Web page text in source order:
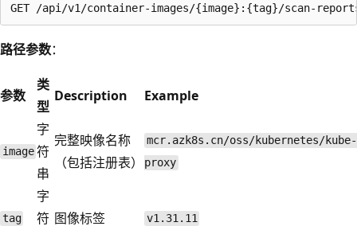
路径参数：
参数
类
型
Description Example
image
字
符
串
完整映像名称
（包括注册表）
mcr.azk8s.cn/oss/kubernetes/kube-
proxy
tag
字
符 图像标签 v1.31.11